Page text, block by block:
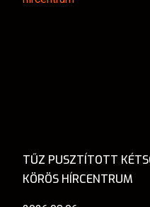
TŰZ PUSZTÍTOTT
KÖRÖS HÍRCENTRUM